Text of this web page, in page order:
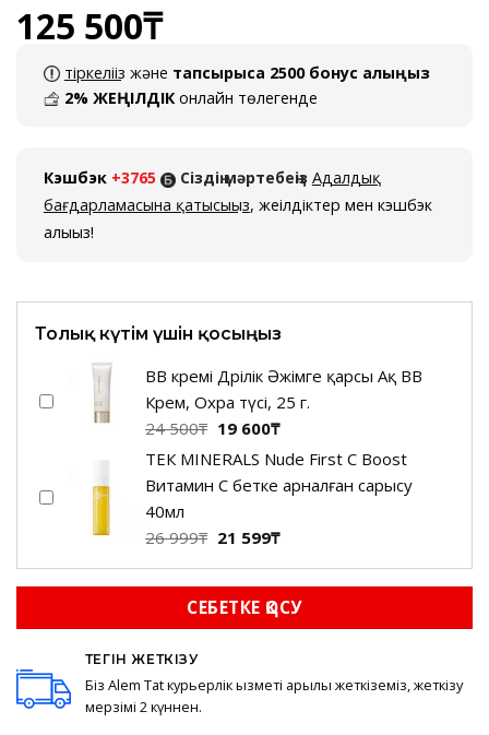
125 500₸
тіркеліңіз және тапсырысқа 2500 бонус алыңыз
2% ЖЕҢІЛДІКонлайн төлегенде
Кэшбэк +3765 Сіздің мәртебеңіз Адалдық
бағдарламасына қатысыңыз, жеңілдіктер мен кэшбэк
алыңыз!
Толық күтім үшін қосыңыз
BB кремі Дәрілік Әжімге қарсы Ақ ВВ
Крем, Охра түсі, 25 г.
24 500₸ Бастапқы
бағасы:
24
19 600₸Ағымдағы
баға:
19
ТЕК MINERALS Nude First C Boost
Витамин С бетке арналған сарысу
40мл
26 999₸ Бастапқы
26
999₸.
21 599₸Ағымдағы
21
599₸.
СЕБЕТКЕ ҚОСУ
ТЕГІН ЖЕТКІЗУ
Біз Alem Tat курьерлік қызметі арқылы жеткіземіз, жеткізу
мерзімі 2 күннен.